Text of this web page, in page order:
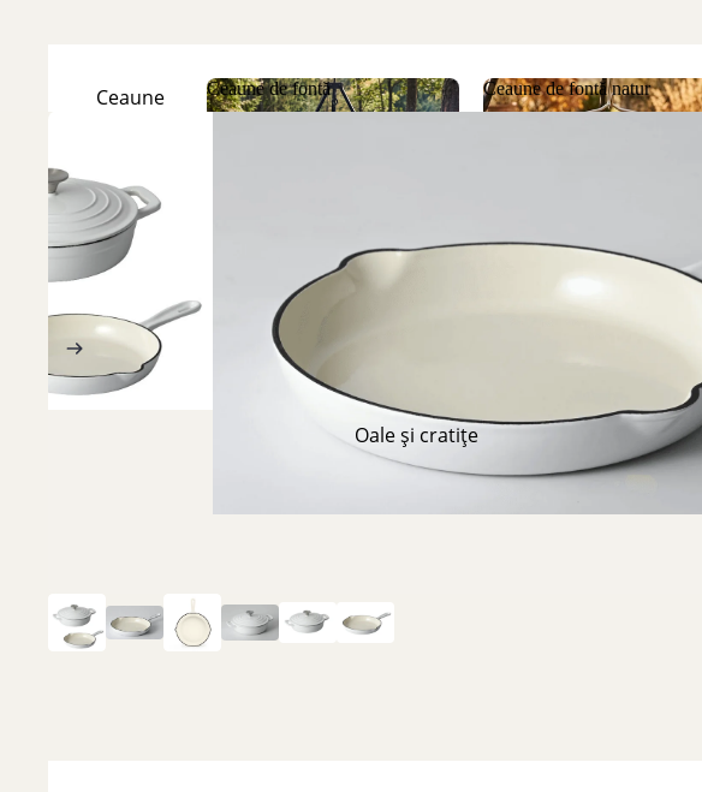
Ceaune
Emailate
Discuri
de fontă
Ceaune de fontă
Ceaune de fontă natur
Oale și cratițe